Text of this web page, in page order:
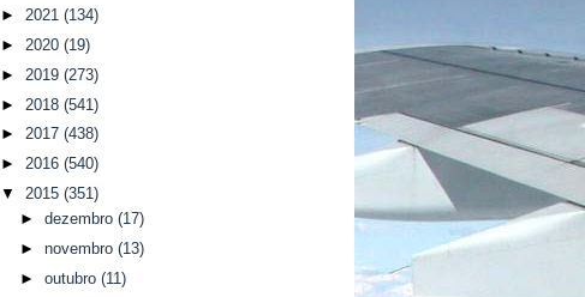
► 2021 (134)
► 2020 (19)
► 2019 (273)
► 2018 (541)
► 2017 (438)
► 2016 (540)
▼ 2015 (351)
► dezembro (17)
► novembro (13)
► outubro (11)